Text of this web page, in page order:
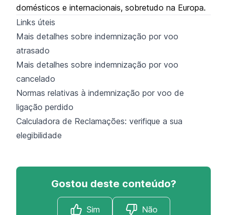
domésticos e internacionais, sobretudo na Europa.
Links úteis
Mais detalhes sobre indemnização por voo
atrasado
Mais detalhes sobre indemnização por voo
cancelado
Normas relativas à indemnização por voo de
ligação perdido
Calculadora de Reclamações: verifique a sua
elegibilidade
Gostou deste conteúdo?
Sim Não